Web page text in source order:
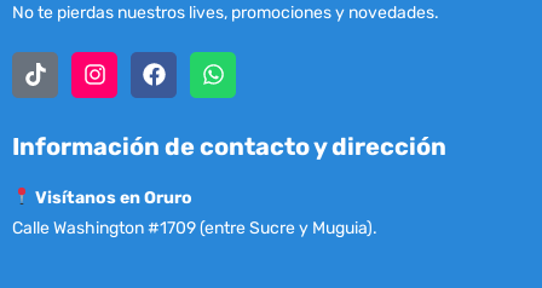
No te pierdas nuestros lives, promociones y novedades.
Información de contacto y dirección
Visítanos en Oruro
Calle Washington #1709 (entre Sucre y Muguia).